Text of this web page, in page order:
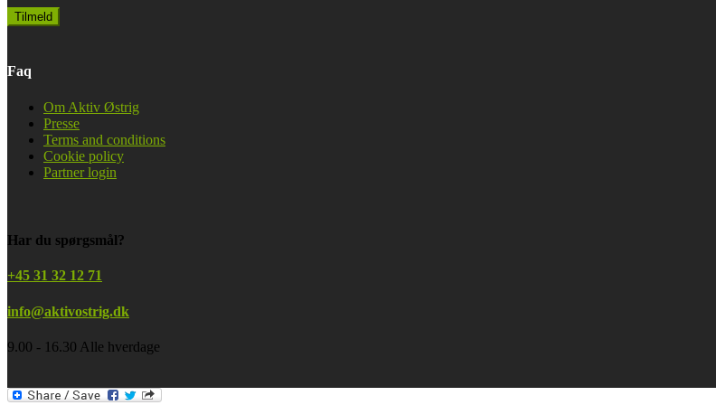
Faq
Om Aktiv Østrig
Presse
Terms and conditions
Cookie policy
Partner login
Har du spørgsmål?
+45 31 32 12 71
info@aktivostrig.dk
9.00 - 16.30 Alle hverdage